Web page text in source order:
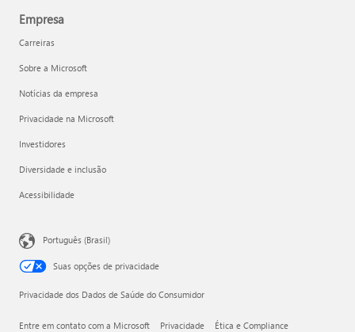
Empresa
Carreiras
Sobre a Microsoft
Notícias da empresa
Privacidade na Microsoft
Investidores
Diversidade e inclusão
Acessibilidade
Português (Brasil)
Suas opções de privacidade
Privacidade dos Dados de Saúde do Consumidor
Entre em contato com a Microsoft Privacidade Ética e Compliance